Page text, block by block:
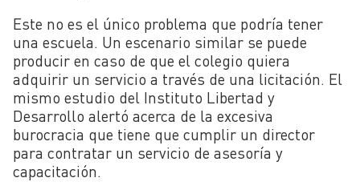
Este no es el único problema que podría tener
una escuela. Un escenario similar se puede
producir en caso de que el colegio quiera
adquirir un servicio a través de una licitación. El
mismo estudio del Instituto Libertad y
Desarrollo alertó acerca de la excesiva
burocracia que tiene que cumplir un director
para contratar un servicio de asesoría y
capacitación.